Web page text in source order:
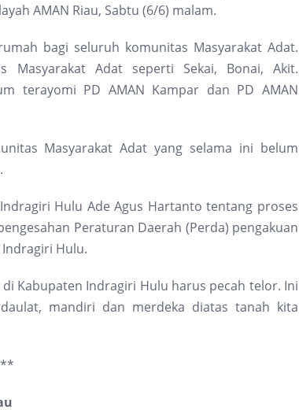
AMAN Riau, Sabtu (6/6) malam.
bagi seluruh komunitas Masyarakat Adat.
Masyarakat Adat seperti Sekai, Bonai, Akit.
terayomi PD AMAN Kampar dan PD AMAN
Masyarakat Adat yang selama ini belum
Hulu Ade Agus Hartanto tentang proses
Peraturan Daerah (Perda) pengakuan
Hulu.
Kabupaten Indragiri Hulu harus pecah telor. Ini
mandiri dan merdeka diatas tanah kita